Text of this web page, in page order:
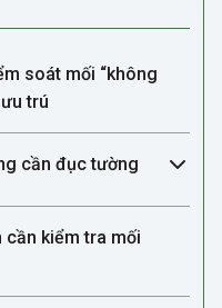
soát mối “không
trú
cần đục tường
cần kiểm tra mối